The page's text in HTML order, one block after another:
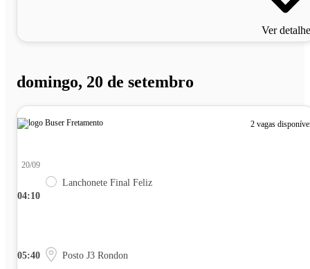
Ver
domingo, 20 de setembro
2 vagas
04:10
20/09
Lanchonete Final Feliz
05:40 Posto J3 Rondon